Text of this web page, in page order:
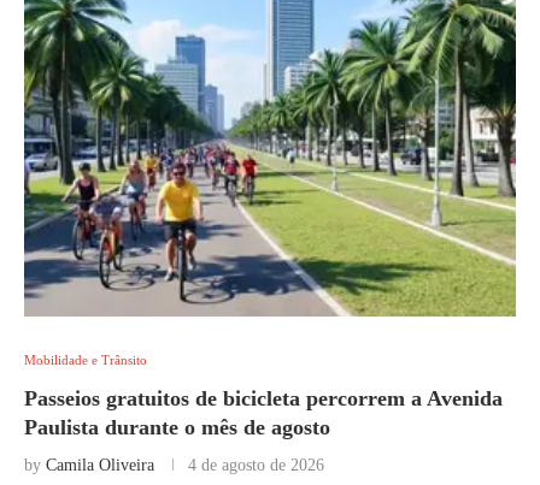
Mobilidade e Trânsito
Passeios gratuitos de bicicleta percorrem a Avenida
Paulista durante o mês de agosto
by Camila Oliveira 4 de agosto de 2026